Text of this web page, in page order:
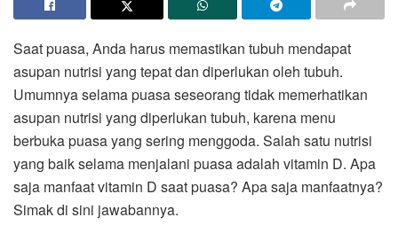
Saat puasa, Anda harus memastikan tubuh mendapat
asupan nutrisi yang tepat dan diperlukan oleh tubuh.
Umumnya selama puasa seseorang tidak memerhatikan
asupan nutrisi yang diperlukan tubuh, karena menu
berbuka puasa yang sering menggoda. Salah satu nutrisi
yang baik selama menjalani puasa adalah vitamin D. Apa
saja manfaat vitamin D saat puasa? Apa saja manfaatnya?
Simak di sini jawabannya.